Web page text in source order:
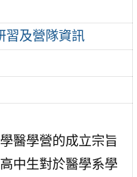
習及營隊資訊
醫學營的成立宗旨
中生對於醫學系學